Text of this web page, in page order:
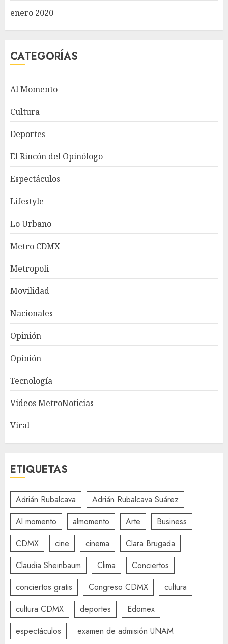
enero 2020
CATEGORÍAS
Al Momento
Cultura
Deportes
El Rincón del Opinólogo
Espectáculos
Lifestyle
Lo Urbano
Metro CDMX
Metropoli
Movilidad
Nacionales
Opinión
Opinión
Tecnología
Videos MetroNoticias
Viral
ETIQUETAS
Adrián Rubalcava
Adrián Rubalcava Suárez
Al momento
almomento Arte
Business
CDMX
cine cinema
Clara Brugada
Claudia Sheinbaum
Clima
Conciertos
conciertos gratis
Congreso CDMX
cultura
cultura CDMX
deportes
Edomex
espectáculos
examen de admisión UNAM